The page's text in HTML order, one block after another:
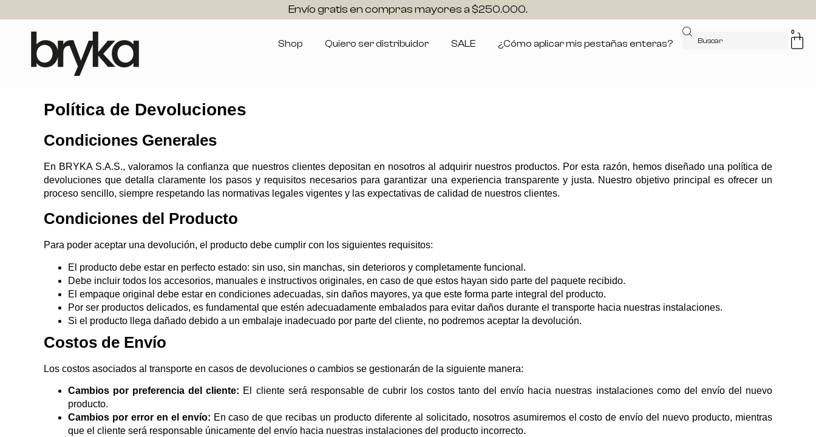
Envío gratis en compras mayores a $250.000.
Shop Quiero ser distribuidor SALE ¿Cómo aplicar mis pestañas enteras?
0
Política de Devoluciones
Condiciones Generales
En BRYKA S.A.S., valoramos la confianza que nuestros clientes depositan en nosotros al adquirir nuestros productos. Por esta razón, hemos diseñado una política de
devoluciones que detalla claramente los pasos y requisitos necesarios para garantizar una experiencia transparente y justa. Nuestro objetivo principal es ofrecer un
proceso sencillo, siempre respetando las normativas legales vigentes y las expectativas de calidad de nuestros clientes.
Condiciones del Producto
Para poder aceptar una devolución, el producto debe cumplir con los siguientes requisitos:
El producto debe estar en perfecto estado: sin uso, sin manchas, sin deterioros y completamente funcional.
Debe incluir todos los accesorios, manuales e instructivos originales, en caso de que estos hayan sido parte del paquete recibido.
El empaque original debe estar en condiciones adecuadas, sin daños mayores, ya que este forma parte integral del producto.
Por ser productos delicados, es fundamental que estén adecuadamente embalados para evitar daños durante el transporte hacia nuestras instalaciones.
Si el producto llega dañado debido a un embalaje inadecuado por parte del cliente, no podremos aceptar la devolución.
Costos de Envío
Los costos asociados al transporte en casos de devoluciones o cambios se gestionarán de la siguiente manera:
Cambios por preferencia del cliente: El cliente será responsable de cubrir los costos tanto del envío hacia nuestras instalaciones como del envío del nuevo
producto.
Cambios por error en el envío: En caso de que recibas un producto diferente al solicitado, nosotros asumiremos el costo de envío del nuevo producto, mientras
que el cliente será responsable únicamente del envío hacia nuestras instalaciones del producto incorrecto.